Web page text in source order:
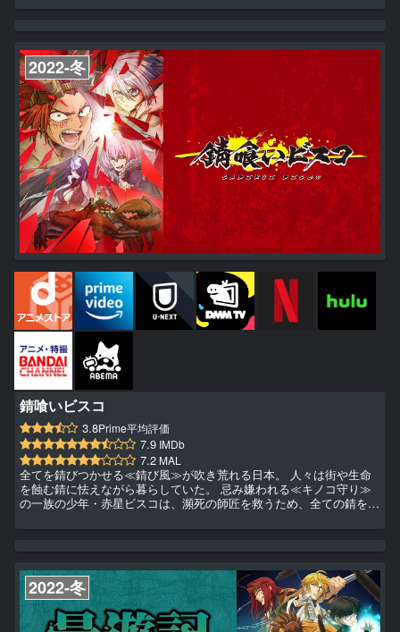
た。 それ以来、なぜか佐々木に気に入られてしまう宮野。 あろうこ
2022-冬
錆喰いビスコ
3.8Prime平均評価
7.9 IMDb
7.2 MAL
全てを錆びつかせる≪錆び風≫が吹き荒れる日本。 人々は街や生命
を蝕む錆に怯えながら暮らしていた。 忌み嫌われる≪キノコ守り≫
の一族の少年・赤星ビスコは、瀕死の師匠を救うため、全ての錆を浄
浜（いみはま）で出会った美貌の少年医師・猫柳ミロもまた、大切な
い。
2022-冬